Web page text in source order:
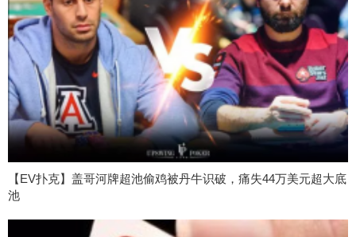
【EV扑克】盖哥河牌超池偷鸡被丹牛识破，痛失44万美元超大底
池